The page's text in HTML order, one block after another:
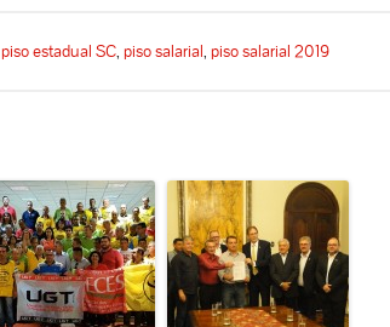
piso estadual SC, piso salarial, piso salarial 2019